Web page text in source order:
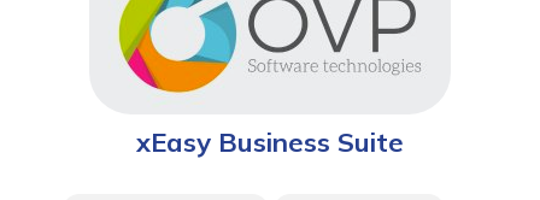
xEasy Business Suite